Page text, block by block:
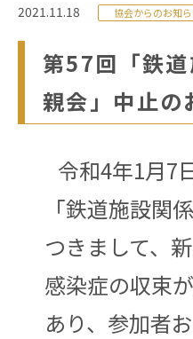
2021.11.18 協会からのお知
第57回「鉄
親会」中止の
令和4年1月7
「鉄道施設関
つきまして、
感染症の収束
あり、参加者